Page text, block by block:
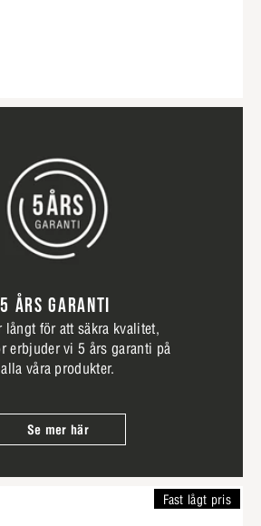
5 ÅRS GARANTI
långt för att säkra kvalitet,
erbjuder vi 5 års garanti på
alla våra produkter.
Se mer här
Fast lågt pris